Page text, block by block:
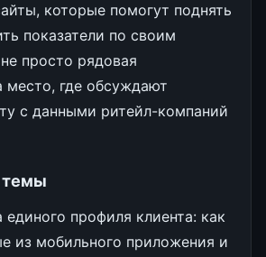
которые помогут поднять
показатели по своим
просто рядовая
место, где обсуждают
с данными ритейл-компаний
темы
единого профиля клиента: как
из мобильного приложения и